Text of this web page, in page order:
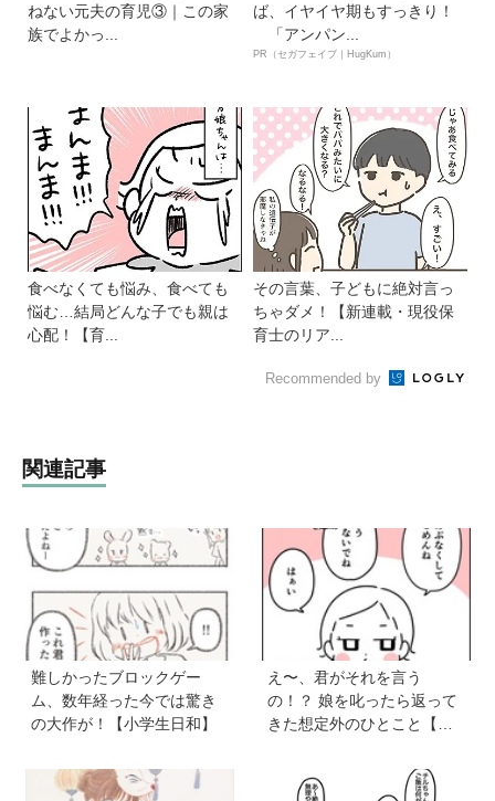
ねない元夫の育児③｜この家
族でよかっ...
ば、イヤイヤ期もすっきり！
「アンパン...
PR（セガフェイブ｜HugKum）
食べなくても悩み、食べても
悩む…結局どんな子でも親は
心配！【育...
その言葉、子どもに絶対言っ
ちゃダメ！【新連載・現役保
育士のリア...
Recommended by
関連記事
難しかったブロックゲー
ム、数年経った今では驚き
の大作が！【小学生日和】
え〜、君がそれを言う
の！？ 娘を叱ったら返って
きた想定外のひとこと【育